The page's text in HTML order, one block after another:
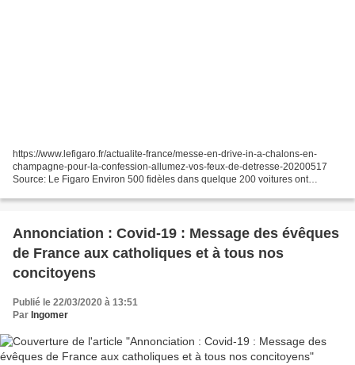
https://www.lefigaro.fr/actualite-france/messe-en-drive-in-a-chalons-en-
champagne-pour-la-confession-allumez-vos-feux-de-detresse-20200517
Source: Le Figaro Environ 500 fidèles dans quelque 200 voitures ont
Annonciation : Covid-19 : Message des évêques
de France aux catholiques et à tous nos
concitoyens
Publié le 22/03/2020 à 13:51
Par Ingomer